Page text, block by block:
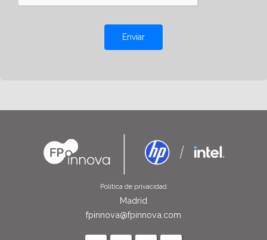
Enviar
Política de privacidad
Madrid
fpinnova@fpinnova.com